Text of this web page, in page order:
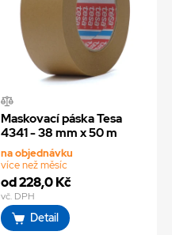
Maskovací páska Tesa
4341 - 38 mm x 50 m
na objednávku
více než měsíc
od 228,0 Kč
vč. DPH
Detail